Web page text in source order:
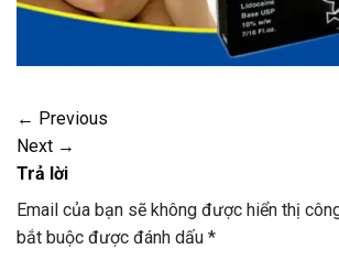
← Previous
Next →
Trả lời
Email của bạn sẽ không được hiển thị
bắt buộc được đánh dấu *